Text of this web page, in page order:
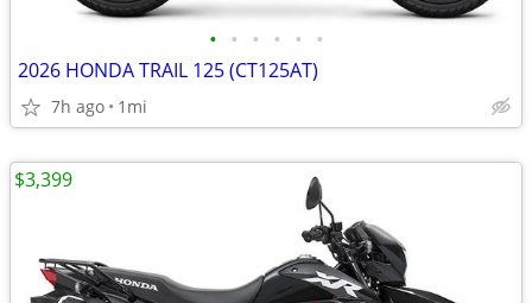
• • • • • •
2026 HONDA TRAIL 125 (CT125AT)
7h ago 1mi
$3,399